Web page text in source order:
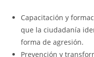
Capacitación y
que la ciudadanía
forma de agresión.
Prevención y